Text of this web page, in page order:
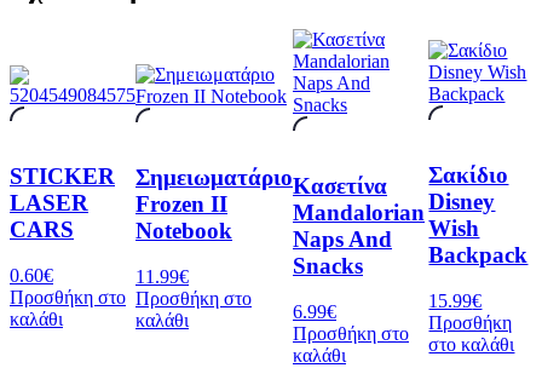
STICKER
LASER
CARS
0.60€
Προσθήκη στο
καλάθι
Σημειωματάριο
Frozen II
Notebook
11.99€
Προσθήκη στο
καλάθι
Κασετίνα
Mandalorian
Naps And
Snacks
6.99€
Προσθήκη στο
καλάθι
Σακίδιο
Disney
Wish
Backpack
15.99€
Προσθήκη
στο καλάθι